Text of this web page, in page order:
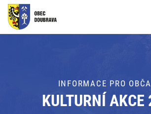
OBECNÍ ÚŘAD
PRO OBČANY
INFORMACE PRO
KULTURNÍ AKCE